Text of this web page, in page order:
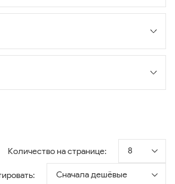
Количество на странице: 8
Сначала дешёвые